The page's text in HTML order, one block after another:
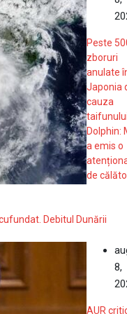
Peste
zboruri
anulate
Japonia
cauza
Dolphin:
a emis o
de
Debitul Dunării
8,
AUR